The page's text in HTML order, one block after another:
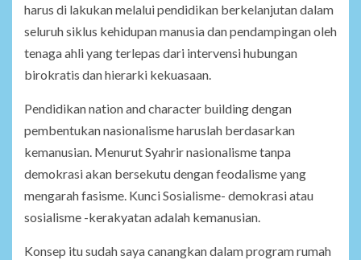
harus di lakukan melalui pendidikan berkelanjutan dalam
seluruh siklus kehidupan manusia dan pendampingan oleh
tenaga ahli yang terlepas dari intervensi hubungan
birokratis dan hierarki kekuasaan.
Pendidikan nation and character building dengan
pembentukan nasionalisme haruslah berdasarkan
kemanusian. Menurut Syahrir nasionalisme tanpa
demokrasi akan bersekutu dengan feodalisme yang
mengarah fasisme. Kunci Sosialisme- demokrasi atau
sosialisme -kerakyatan adalah kemanusian.
Konsep itu sudah saya canangkan dalam program rumah